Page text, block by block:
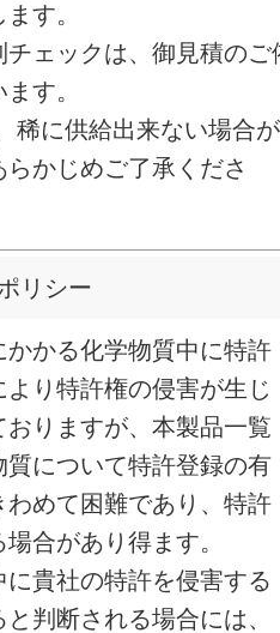
す。
ェックは、御見積のご
す。
稀に供給出来ない場合が
かじめご了承くださ
リシー
かる化学物質中に特許
り特許権の侵害が生じ
りますが、本製品一覧
について特許登録の有
めて困難であり、特許
合があり得ます。
貴社の特許を侵害する
判断される場合には、